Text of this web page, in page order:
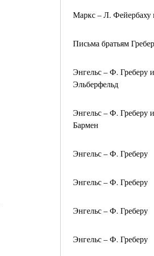
Маркс – Л. Фейербаху
Письма братьям
Энгельс – Ф. Греберу
Эльберфельд
Энгельс – Ф. Греберу
Бармен
Энгельс – Ф. Греберу
Энгельс – Ф. Греберу
Энгельс – Ф. Греберу
Энгельс – Ф. Греберу